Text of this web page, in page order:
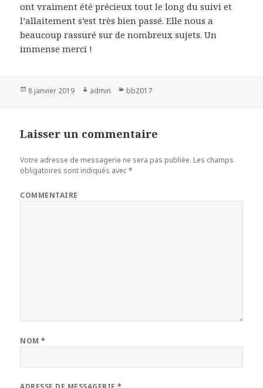
ont vraiment été précieux tout le long du suivi et
l’allaitement s’est très bien passé. Elle nous a
beaucoup rassuré sur de nombreux sujets. Un
immense merci !
Publié
8 janvier 2019 Auteur
admin Catégories
bb2017
Laisser un commentaire
Votre adresse de messagerie ne sera pas publiée. Les champs
obligatoires sont indiqués avec*
COMMENTAIRE
NOM*